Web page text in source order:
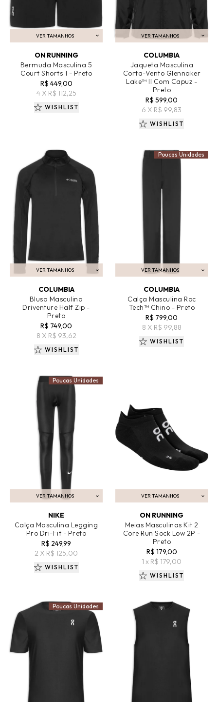
VER TAMANHOS
ADICIONAR AO CARRINHO
ON RUNNING
Bermuda Masculina 5
Court Shorts 1 - Preto
R$ 449,00
4 X R$ 112,25
WISHLIST
VER TAMANHOS
ADICIONAR AO CARRINHO
COLUMBIA
Jaqueta Masculina
Corta-Vento Glennaker
Lake™ II Com Capuz -
Preto
R$ 599,00
6 X R$ 99,83
WISHLIST
VER TAMANHOS
ADICIONAR AO CARRINHO
COLUMBIA
Blusa Masculina
Driventure Half Zip -
Preto
R$ 749,00
8 X R$ 93,62
WISHLIST
VER TAMANHOS
ADICIONAR AO CARRINHO
COLUMBIA
Calça Masculina Roc
Tech™ Chino - Preto
R$ 799,00
8 X R$ 99,88
Poucas Unidades
WISHLIST
VER TAMANHOS
ADICIONAR AO CARRINHO
NIKE
Calça Masculina Legging
Pro Dri-Fit - Preto
R$ 249,99
2 X R$ 125,00
Poucas Unidades
WISHLIST
VER TAMANHOS
ADICIONAR AO CARRINHO
ON RUNNING
Meias Masculinas Kit 2
Core Run Sock Low 2P -
Preto
R$ 179,00
1 x R$ 179,00
WISHLIST
Poucas Unidades